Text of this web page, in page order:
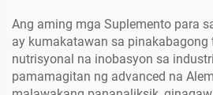
Ang aming mga Suplemento para
ay kumakatawan sa pinakabagong
nutrisyonal na inobasyon sa
pamamagitan ng advanced na